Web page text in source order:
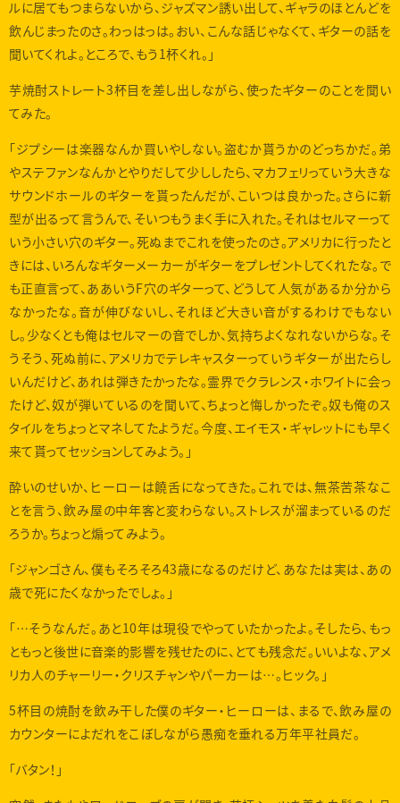
ルに居てもつまらないから、ジャズマン誘い出して、ギャラのほとんどを
飲んじまったのさ。わっはっは。おい、こんな話じゃなくて、ギターの話を
聞いてくれよ。ところで、もう1杯くれ。」
芋焼酎ストレート3杯目を差し出しながら、使ったギターのことを聞い
てみた。
「ジプシーは楽器なんか買いやしない。盗むか貰うかのどっちかだ。弟
やステファンなんかとやりだして少ししたら、マカフェリっていう大きな
サウンドホールのギターを貰ったんだが、こいつは良かった。さらに新
型が出るって言うんで、そいつもうまく手に入れた。それはセルマーって
いう小さい穴のギター。死ぬまでこれを使ったのさ。アメリカに行ったと
きには、いろんなギターメーカーがギターをプレゼントしてくれたな。で
も正直言って、ああいうF穴のギターって、どうして人気があるか分から
なかったな。音が伸びないし、それほど大きい音がするわけでもない
し。少なくとも俺はセルマーの音でしか、気持ちよくなれないからな。そ
うそう、死ぬ前に、アメリカでテレキャスターっていうギターが出たらし
いんだけど、あれは弾きたかったな。霊界でクラレンス・ホワイトに会っ
たけど、奴が弾いているのを聞いて、ちょっと悔しかったぞ。奴も俺のス
タイルをちょっとマネしてたようだ。今度、エイモス・ギャレットにも早く
来て貰ってセッションしてみよう。」
酔いのせいか、ヒーローは饒舌になってきた。これでは、無茶苦茶なこ
とを言う、飲み屋の中年客と変わらない。ストレスが溜まっているのだ
ろうか。ちょっと煽ってみよう。
「ジャンゴさん、僕もそろそろ43歳になるのだけど、あなたは実は、あの
歳で死にたくなかったでしょ。」
「…そうなんだ。あと10年は現役でやっていたかったよ。そしたら、もっ
ともっと後世に音楽的影響を残せたのに、とても残念だ。いいよな、アメ
リカ人のチャーリー・クリスチャンやパーカーは…。ヒック。」
5杯目の焼酎を飲み干した僕のギター・ヒーローは、まるで、飲み屋の
カウンターによだれをこぼしながら愚痴を垂れる万年平社員だ。
「バタン！」